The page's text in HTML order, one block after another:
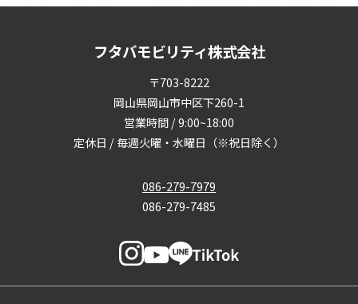
フタバモビリティ株式会社
〒703-8222
岡山県岡山市中区下260-1
営業時間 / 9:00~18:00
定休日 / 毎週火曜・水曜日（※祝日除く）
086-279-7979
086-279-7485